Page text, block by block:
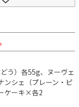
う）各55g、ヌーヴェ
シェ（プレーン・ピ
ケーキ×各2